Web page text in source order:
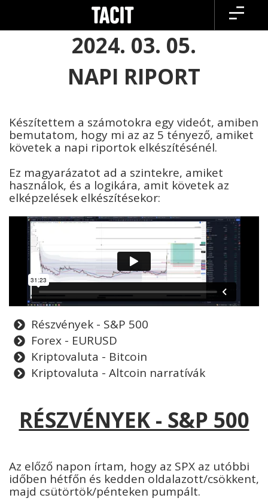
content
2024. 03. 05.
NAPI RIPORT
Készítettem a számotokra egy videót, amiben
bemutatom, hogy mi az az 5 tényező, amiket
követek a napi riportok elkészítésénél.
Ez magyarázatot ad a szintekre, amiket
használok, és a logikára, amit követek az
elképzelések elkészítésekor:
Részvények - S&P 500
Forex - EURUSD
Kriptovaluta - Bitcoin
Kriptovaluta - Altcoin narratívák
RÉSZVÉNYEK - S&P 500
Az előző napon írtam, hogy az SPX az utóbbi
időben hétfőn és kedden oldalazott/csökkent,
majd csütörtök/pénteken pumpált.